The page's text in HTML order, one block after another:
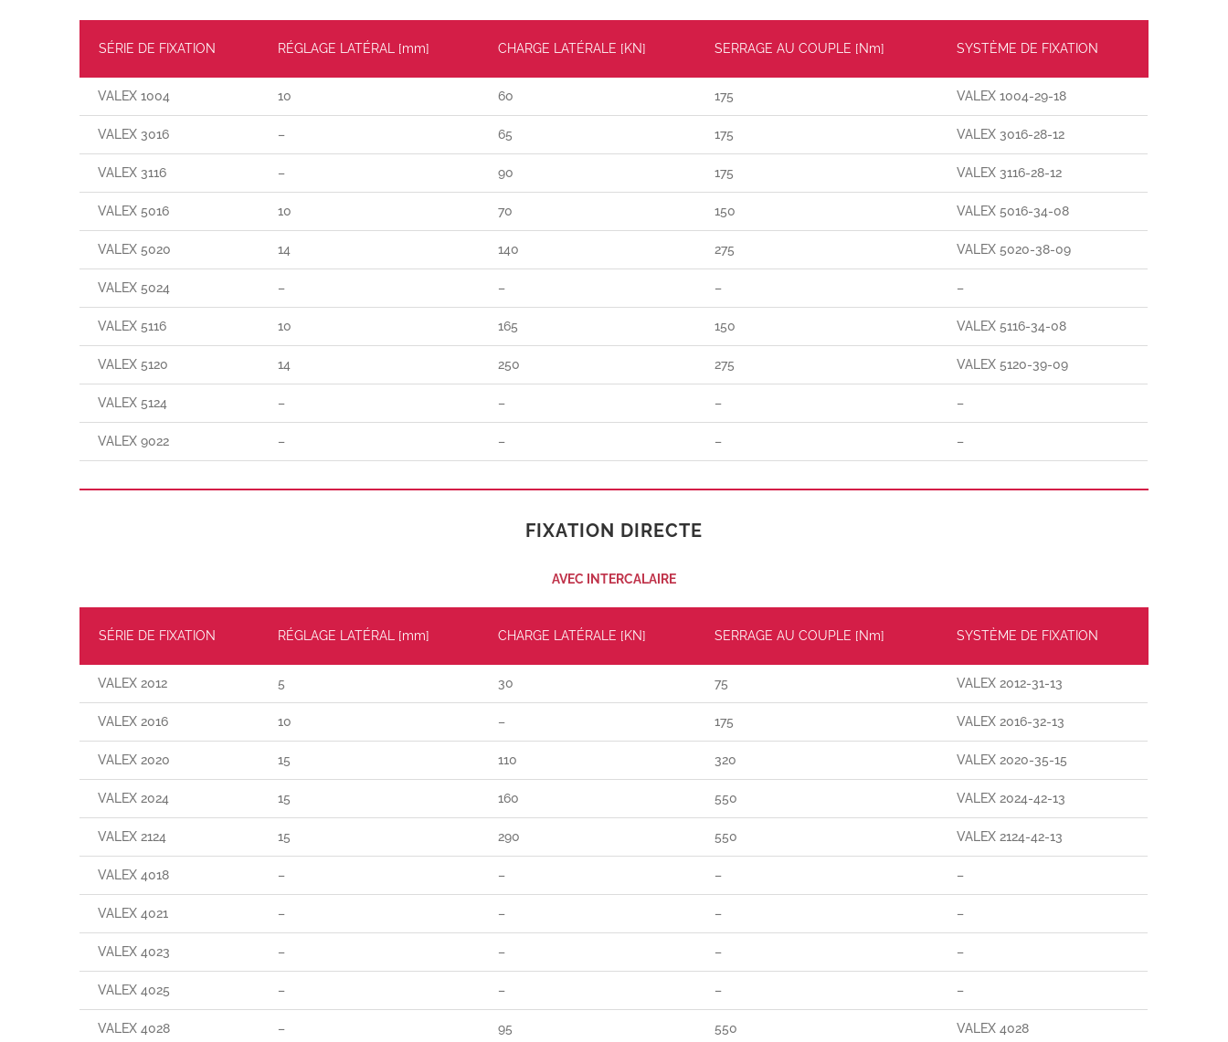
SÉRIE DE FIXATION RÉGLAGE LATÉRAL [mm] CHARGE LATÉRALE [KN] SERRAGE AU COUPLE [Nm] SYSTÈME DE FIXATION
VALEX 1004 10 60 175 VALEX 1004-29-18
VALEX 3016 – 65 175 VALEX 3016-28-12
VALEX 3116 – 90 175 VALEX 3116-28-12
VALEX 5016 10 70 150 VALEX 5016-34-08
VALEX 5020 14 140 275 VALEX 5020-38-09
VALEX 5024 – – – –
VALEX 5116 10 165 150 VALEX 5116-34-08
VALEX 5120 14 250 275 VALEX 5120-39-09
VALEX 5124 – – – –
VALEX 9022 – – – –
FIXATION DIRECTE
AVEC INTERCALAIRE
SÉRIE DE FIXATION RÉGLAGE LATÉRAL [mm] CHARGE LATÉRALE [KN] SERRAGE AU COUPLE [Nm] SYSTÈME DE FIXATION
VALEX 2012 5 30 75 VALEX 2012-31-13
VALEX 2016 10 – 175 VALEX 2016-32-13
VALEX 2020 15 110 320 VALEX 2020-35-15
VALEX 2024 15 160 550 VALEX 2024-42-13
VALEX 2124 15 290 550 VALEX 2124-42-13
VALEX 4018 – – – –
VALEX 4021 – – – –
VALEX 4023 – – – –
VALEX 4025 – – – –
VALEX 4028 – 95 550 VALEX 4028